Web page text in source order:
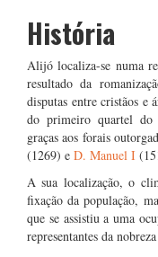
História
Alijó localiza-se numa
resultado da
disputas entre cristãos e
do primeiro quartel do
graças aos forais
(1269) e D. Manuel I
A sua localização, o
fixação da população,
que se assistiu a uma
representantes da